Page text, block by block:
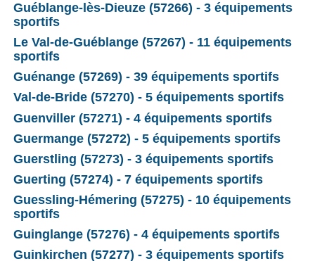
Guéblange-lès-Dieuze (57266) - 3 équipements
sportifs
Le Val-de-Guéblange (57267) - 11 équipements
sportifs
Guénange (57269) - 39 équipements sportifs
Val-de-Bride (57270) - 5 équipements sportifs
Guenviller (57271) - 4 équipements sportifs
Guermange (57272) - 5 équipements sportifs
Guerstling (57273) - 3 équipements sportifs
Guerting (57274) - 7 équipements sportifs
Guessling-Hémering (57275) - 10 équipements
sportifs
Guinglange (57276) - 4 équipements sportifs
Guinkirchen (57277) - 3 équipements sportifs